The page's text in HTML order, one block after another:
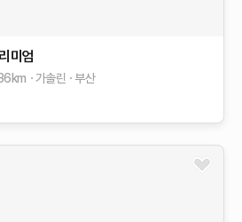
미엄
km 가솔린 부산